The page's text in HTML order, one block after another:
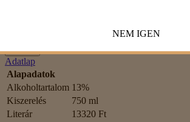
Tovább
Adatlap
Alapadatok
Alkoholtartalom 13%
Kiszerelés
750 ml
Literár
13320 Ft
NEM IGEN